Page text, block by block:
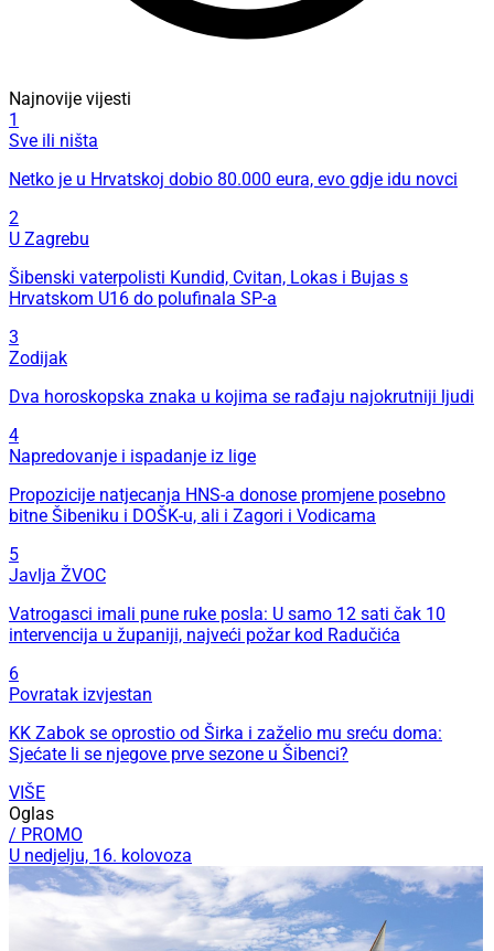
Najnovije vijesti
1
Sve ili ništa
Netko je u Hrvatskoj dobio 80.000 eura, evo gdje idu novci
2
U Zagrebu
Šibenski vaterpolisti Kundid, Cvitan, Lokas i Bujas s
Hrvatskom U16 do polufinala SP-a
3
Zodijak
Dva horoskopska znaka u kojima se rađaju najokrutniji ljudi
4
Napredovanje i ispadanje iz lige
Propozicije natjecanja HNS-a donose promjene posebno
bitne Šibeniku i DOŠK-u, ali i Zagori i Vodicama
5
Javlja ŽVOC
Vatrogasci imali pune ruke posla: U samo 12 sati čak 10
intervencija u županiji, najveći požar kod Radučića
6
Povratak izvjestan
KK Zabok se oprostio od Širka i zaželio mu sreću doma:
Sjećate li se njegove prve sezone u Šibenci?
VIŠE
Oglas
/ PROMO
U nedjelju, 16. kolovoza